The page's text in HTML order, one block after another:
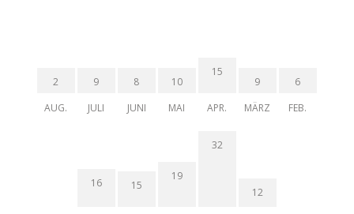
2
AUG.
9
JULI
8
JUNI
10
MAI
15
APR.
9
MÄRZ
6
FEB.
16 15
19
32
12